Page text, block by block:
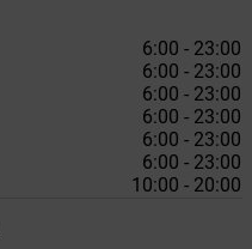
6:00 - 23:00
6:00 - 23:00
6:00 - 23:00
6:00 - 23:00
6:00 - 23:00
6:00 - 23:00
10:00 - 20:00